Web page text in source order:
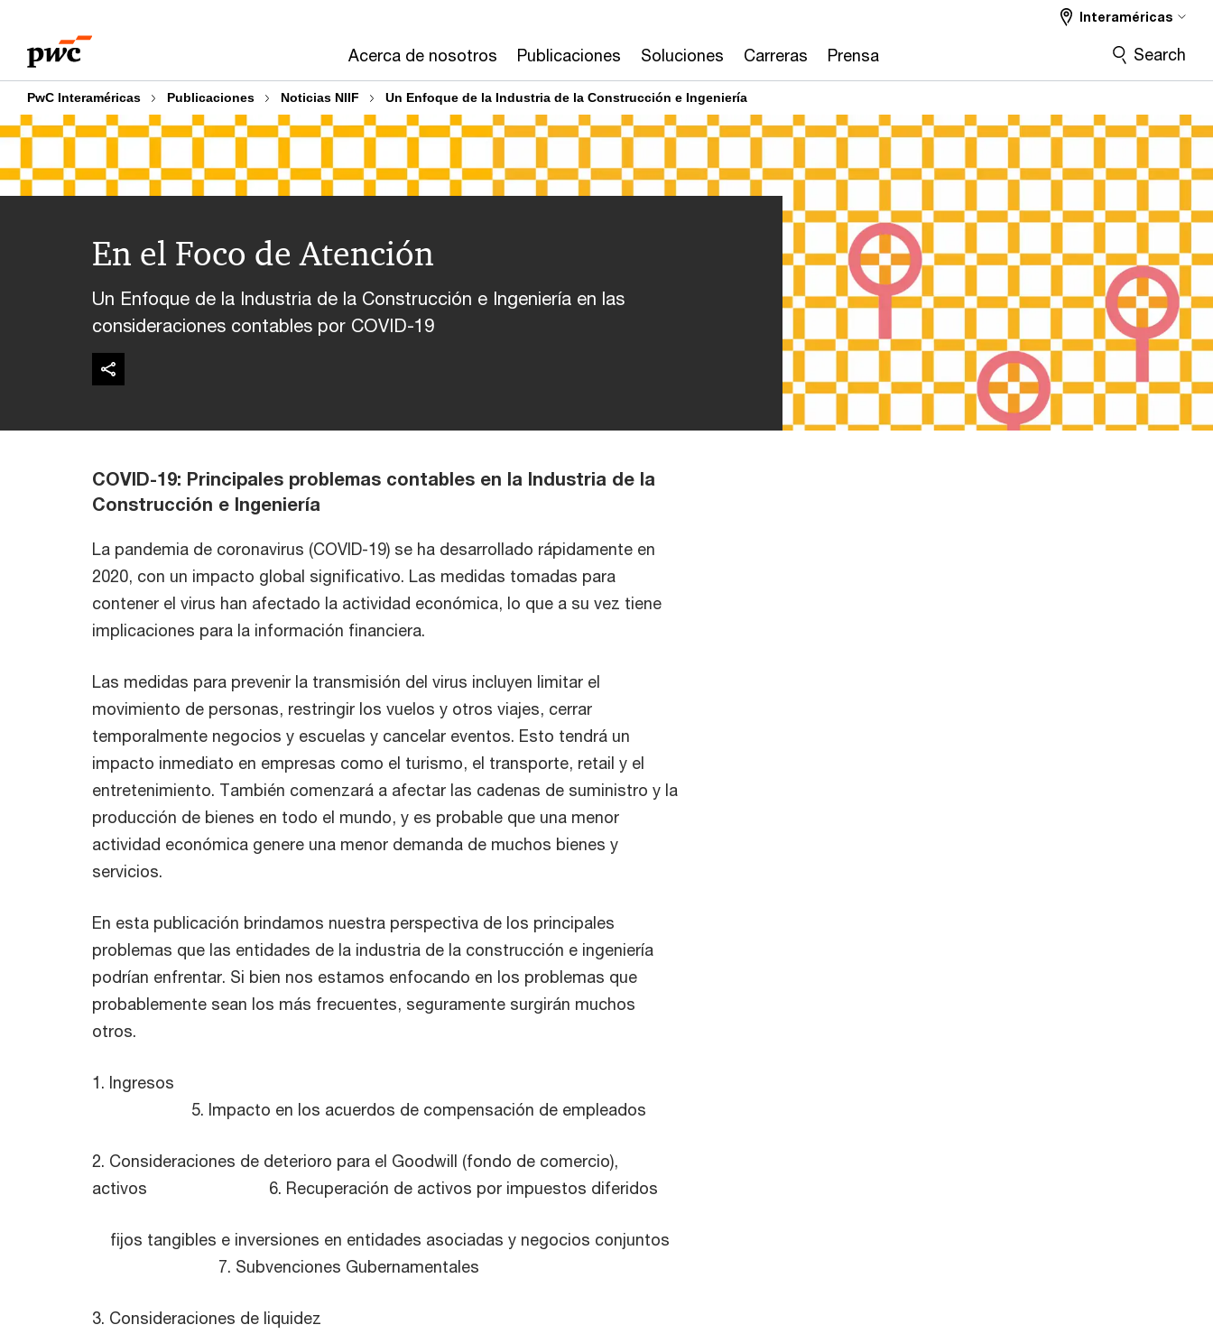
content
footer
Acerca de nosotros Publicaciones Soluciones Carreras Prensa
Interaméricas
Search
PwC Interaméricas Publicaciones Noticias NIIF Un Enfoque de la Industria de la Construcción e Ingeniería
En el Foco de Atención
Un Enfoque de la Industria de la Construcción e Ingeniería en las
consideraciones contables por COVID-19
COVID-19: Principales problemas contables en la Industria de la
Construcción e Ingeniería
La pandemia de coronavirus (COVID-19) se ha desarrollado rápidamente en
2020, con un impacto global significativo. Las medidas tomadas para
contener el virus han afectado la actividad económica, lo que a su vez tiene
implicaciones para la información financiera.
Las medidas para prevenir la transmisión del virus incluyen limitar el
movimiento de personas, restringir los vuelos y otros viajes, cerrar
temporalmente negocios y escuelas y cancelar eventos. Esto tendrá un
impacto inmediato en empresas como el turismo, el transporte, retail y el
entretenimiento. También comenzará a afectar las cadenas de suministro y la
producción de bienes en todo el mundo, y es probable que una menor
actividad económica genere una menor demanda de muchos bienes y
servicios.
En esta publicación brindamos nuestra perspectiva de los principales
problemas que las entidades de la industria de la construcción e ingeniería
podrían enfrentar. Si bien nos estamos enfocando en los problemas que
probablemente sean los más frecuentes, seguramente surgirán muchos
otros.
1. Ingresos
5. Impacto en los acuerdos de compensación de empleados
2. Consideraciones de deterioro para el Goodwill (fondo de comercio),
activos 6. Recuperación de activos por impuestos diferidos
fijos tangibles e inversiones en entidades asociadas y negocios conjuntos
7. Subvenciones Gubernamentales
3. Consideraciones de liquidez